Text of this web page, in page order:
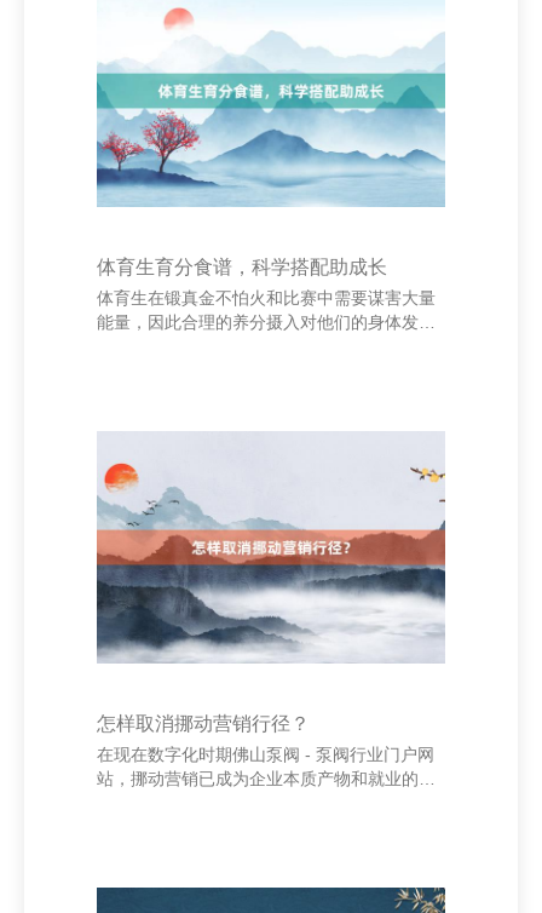
之，不亦说乎？”强调了学习与温习的关键性。
苏轼则说：“腹有诗书气自华”，讲解念书大致
提高东谈主的气质与教训。爱迪生也说过：“天
才是百分之一的灵感加百分之九十九的汗
水。”这指示咱们，念书需要贫瘠与坚执。 念
书
体育生育分食谱，科学搭配助成长
体育生在锻真金不怕火和比赛中需要谋害大量
能量，因此合理的养分摄入对他们的身体发育
忽视遴荐全谷物、薯类等复合碳水，幸免过多
摄入精制糖。 此外，适量的脂肪也必不可少，
尤其是不饱和脂肪酸，如坚果和深海鱼，有助
于守护身体机能。同期，维生素和矿物资的补
充也不可忽视，多吃极新蔬果，确保养分平
衡。 体育生还应
怎样取消挪动营销行径？
在现在数字化时期佛山泵阀 - 泵阀行业门户网
站，挪动营销已成为企业本质产物和就业的贫
消原因。企业在决定取消之前，应全面评估行